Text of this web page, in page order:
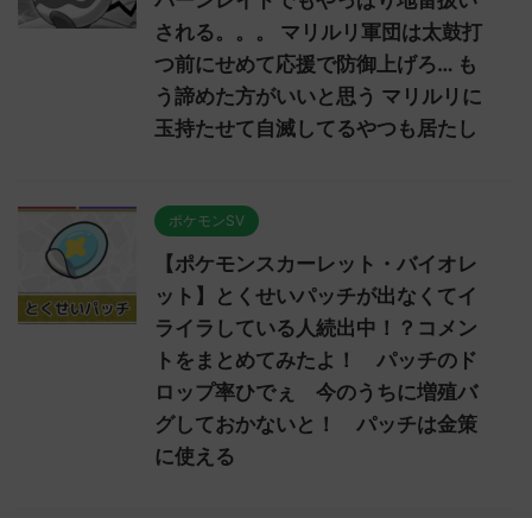
される。。。 マリルリ軍団は太鼓打
つ前にせめて応援で防御上げろ… も
う諦めた方がいいと思う マリルリに
玉持たせて自滅してるやつも居たし
ポケモンSV
【ポケモンスカーレット・バイオレ
ット】とくせいパッチが出なくてイ
ライラしている人続出中！？コメン
トをまとめてみたよ！ パッチのド
ロップ率ひでぇ 今のうちに増殖バ
グしておかないと！ パッチは金策
に使える